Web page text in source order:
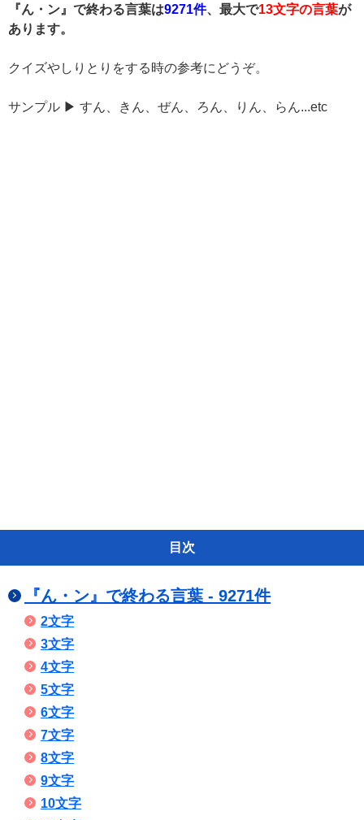
『ん・ン』で終わる言葉は9271件、最大で13文字の言葉が
あります。
クイズやしりとりをする時の参考にどうぞ。
サンプル ▶ すん、きん、ぜん、ろん、りん、らん...etc
目次
『ん・ン』で終わる言葉 - 9271件
2文字
3文字
4文字
5文字
6文字
7文字
8文字
9文字
10文字